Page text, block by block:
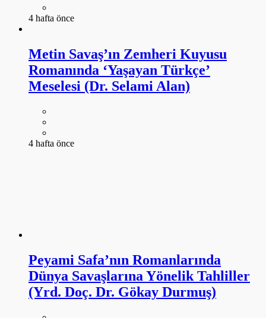
4 hafta önce
Metin Savaş’ın Zemheri Kuyusu
Romanında ‘Yaşayan Türkçe’
Meselesi (Dr. Selami Alan)
4 hafta önce
4 hafta önce
Bosna Savaşı’nın Türk Şiirine